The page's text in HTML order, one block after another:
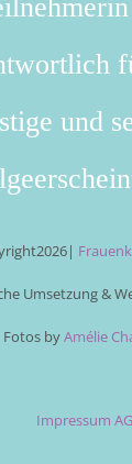
und
2026|
Umsetzung &
Fotos byAmélie
Impressum